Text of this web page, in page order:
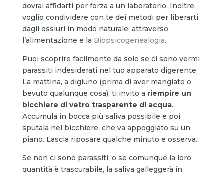
dovrai affidarti per forza a un laboratorio. Inoltre,
voglio condividere con te dei metodi per liberarti
dagli ossiuri in modo naturale, attraverso
l’alimentazione e la Biopsicogenealogia.
Puoi scoprire facilmente da solo se ci sono vermi
parassiti indesiderati nel tuo apparato digerente.
La mattina, a digiuno (prima di aver mangiato o
bevuto qualunque cosa), ti invito a riempire un
bicchiere di vetro trasparente di acqua.
Accumula in bocca più saliva possibile e poi
sputala nel bicchiere, che va appoggiato su un
piano. Lascia riposare qualche minuto e osserva.
Se non ci sono parassiti, o se comunque la loro
quantità è trascurabile, la saliva galleggerà in